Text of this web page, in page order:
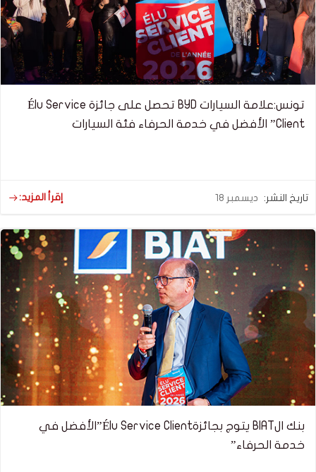
تونس:علامة السيارات BYD تحصل على جائزة Élu Service
Client” الأفضل في خدمة الحرفاء فئة السيارات
تاريخ النشر: ديسمبر 18 إقرأ المزيد:
بنك الBIAT يتوج بجائزةÉlu Service Client”الأفضل في
خدمة الحرفاء”